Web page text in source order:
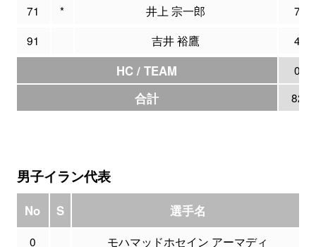
71
* 井上 宗一郎
7
91
吉井 裕鷹 4
HC / TEAM 0
合計 82
男子イラン代表
No S 選手名
0 モハマッドホセイン アーマディ